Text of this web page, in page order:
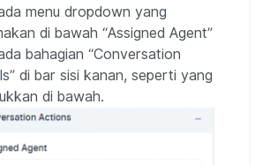
menu dropdown yang
di bawah “Assigned Agent”
bahagian “Conversation
di bar sisi kanan, seperti yang
di bawah.